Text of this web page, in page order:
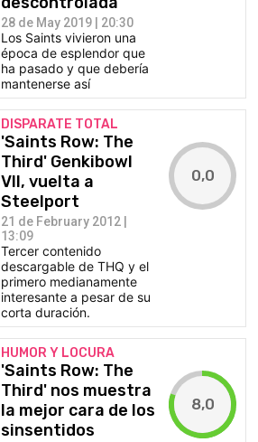
28 de May 2019 | 20:30
Los Saints vivieron una
época de esplendor que
ha pasado y que debería
mantenerse así
DISPARATE TOTAL
'Saints Row: The
Third' Genkibowl
VII, vuelta a
Steelport
21 de February 2012 |
13:09
Tercer contenido
descargable de THQ y el
primero medianamente
interesante a pesar de su
corta duración.
0,0
HUMOR Y LOCURA
'Saints Row: The
Third' nos muestra
la mejor cara de los
sinsentidos
8,0